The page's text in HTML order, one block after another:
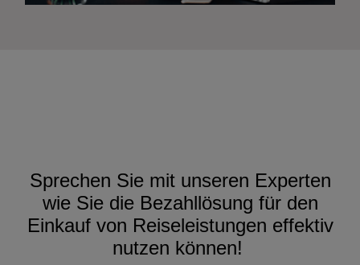
Sprechen Sie mit unseren Experten
wie Sie die Bezahllösung für den
Einkauf von Reiseleistungen effektiv
nutzen können!